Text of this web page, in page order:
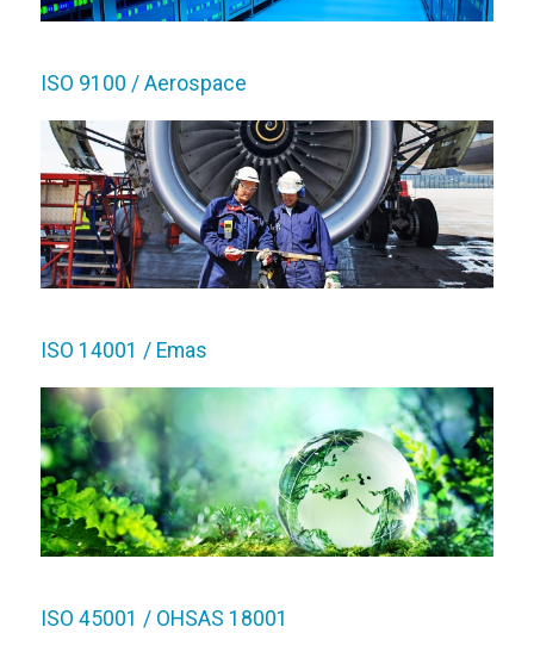
ISO 9100 / Aerospace
ISO 14001 / Emas
ISO 45001 / OHSAS 18001